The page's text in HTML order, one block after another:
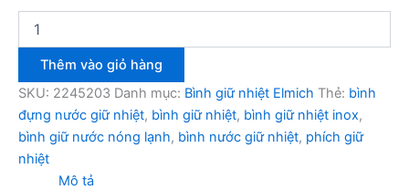
Elmich
inox
1000ml
S10
số
lượng
Thêm vào giỏ hàng
SKU: 2245203 Danh mục: Bình giữ nhiệt Elmich Thẻ: bình
đựng nước giữ nhiệt, bình giữ nhiệt, bình giữ nhiệt inox,
bình giữ nước nóng lạnh, bình nước giữ nhiệt, phích giữ
nhiệt
Mô tả